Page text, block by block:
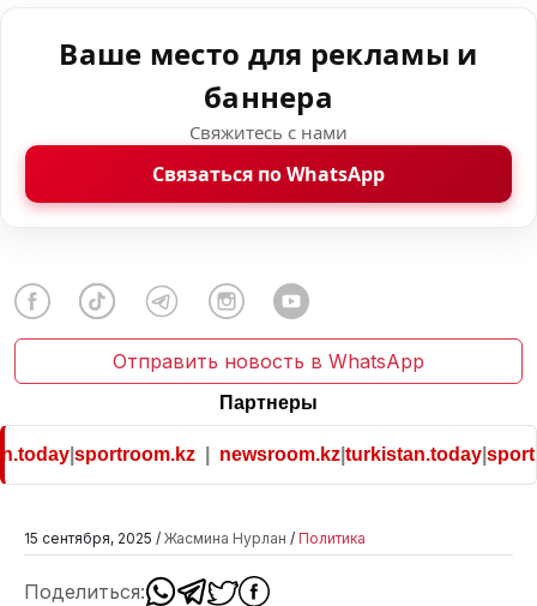
Ваше место для рекламы и
баннера
Свяжитесь с нами
Связаться по WhatsApp
Отправить новость в WhatsApp
Партнеры
|sportroom.kz| newsroom.kz|turkistan.today|
15 сентября, 2025 / Жасмина Нурлан / Политика
Поделиться: